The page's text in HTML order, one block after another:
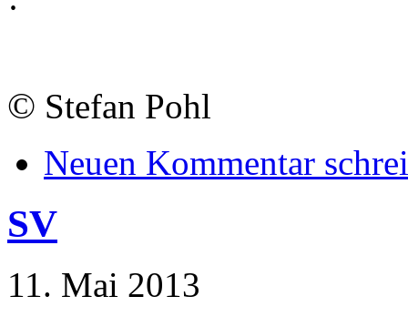
© Stefan Pohl
Neuen Kommentar
SV
11. Mai 2013